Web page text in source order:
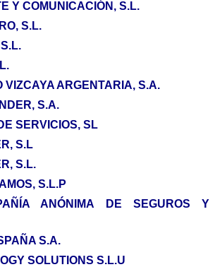
Y COMUNICACIÓN, S.L.
S.L.
VIZCAYA ARGENTARIA, S.A.
S.A.
SERVICIOS, SL
S.L
S.L.
S.L.P
ANÓNIMA DE SEGUROS Y
S.A.
SOLUTIONS S.L.U